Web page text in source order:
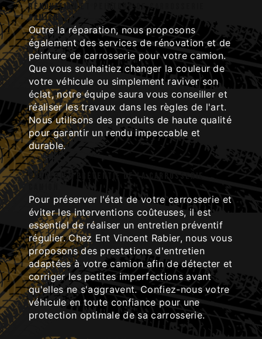
Rénovation et peinture de carrosserie
camion
Outre la réparation, nous proposons
également des services de rénovation et de
peinture de carrosserie pour votre camion.
Que vous souhaitiez changer la couleur de
votre véhicule ou simplement raviver son
éclat, notre équipe saura vous conseiller et
réaliser les travaux dans les règles de l'art.
Nous utilisons des produits de haute qualité
pour garantir un rendu impeccable et
durable.
Entretien préventif de la carrosserie
Pour préserver l'état de votre carrosserie et
éviter les interventions coûteuses, il est
essentiel de réaliser un entretien préventif
régulier. Chez Ent Vincent Rabier, nous vous
proposons des prestations d'entretien
adaptées à votre camion afin de détecter et
corriger les petites imperfections avant
qu'elles ne s'aggravent. Confiez-nous votre
véhicule en toute confiance pour une
protection optimale de sa carrosserie.